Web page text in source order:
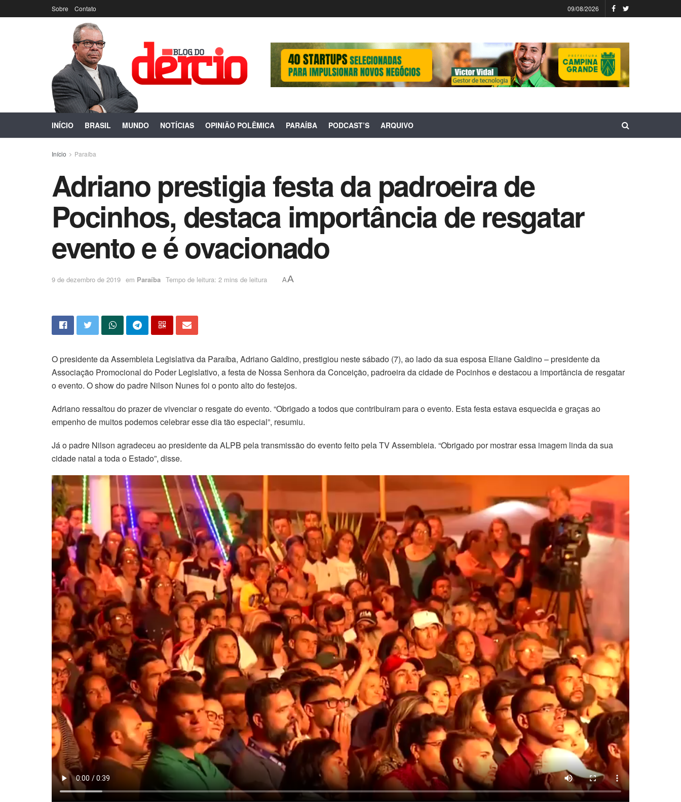
Sobre Contato 09/08/2026
INÍCIO BRASIL MUNDO NOTÍCIAS OPINIÃO POLÊMICA PARAÍBA PODCAST’S ARQUIVO
Início Paraíba
Adriano prestigia festa da padroeira de
Pocinhos, destaca importância de resgatar
evento e é ovacionado
9 de dezembro de 2019 em Paraíba Tempo de leitura: 2 mins de leitura AA
O presidente da Assembleia Legislativa da Paraíba, Adriano Galdino, prestigiou neste sábado (7), ao lado da sua esposa Eliane Galdino – presidente da
Associação Promocional do Poder Legislativo, a festa de Nossa Senhora da Conceição, padroeira da cidade de Pocinhos e destacou a importância de resgatar
o evento. O show do padre Nilson Nunes foi o ponto alto do festejos.
Adriano ressaltou do prazer de vivenciar o resgate do evento. “Obrigado a todos que contribuiram para o evento. Esta festa estava esquecida e graças ao
empenho de muitos podemos celebrar esse dia tão especial”, resumiu.
Já o padre Nilson agradeceu ao presidente da ALPB pela transmissão do evento feito pela TV Assembleia. “Obrigado por mostrar essa imagem linda da sua
cidade natal a toda o Estado”, disse.